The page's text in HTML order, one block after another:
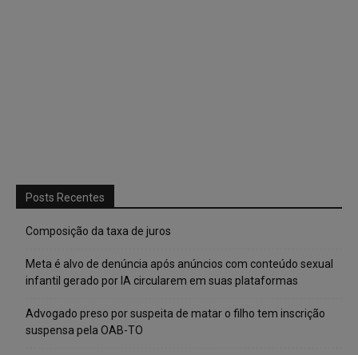
Posts Recentes
Composição da taxa de juros
Meta é alvo de denúncia após anúncios com conteúdo sexual
infantil gerado por IA circularem em suas plataformas
Advogado preso por suspeita de matar o filho tem inscrição
suspensa pela OAB-TO